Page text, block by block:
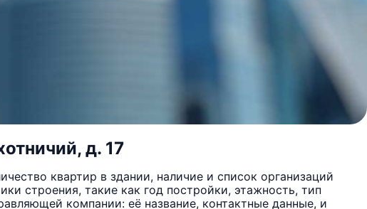
д. 17
квартир в здании, наличие и список организаций
строения, такие как год постройки, этажность, тип
компании: её название, контактные данные, и